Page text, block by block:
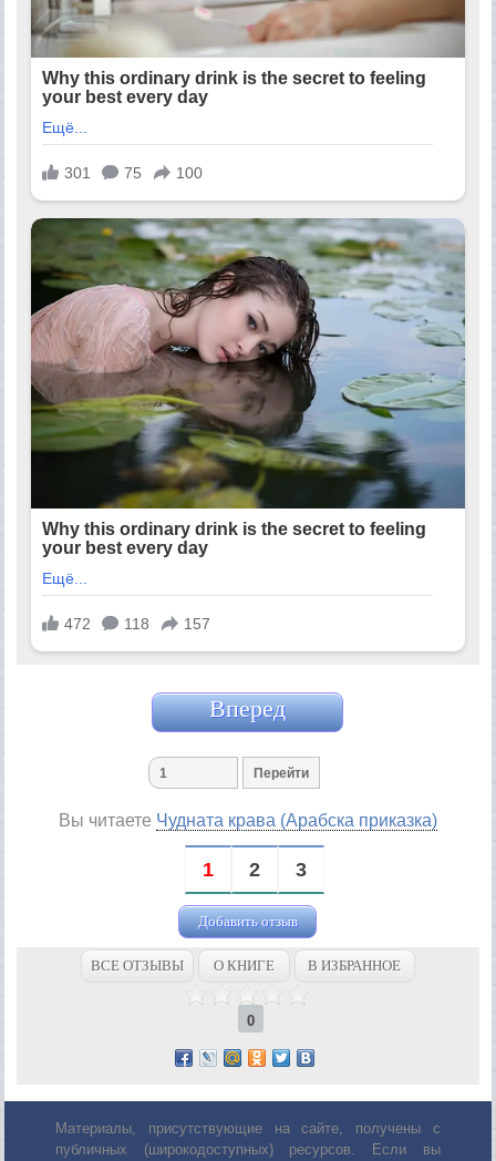
Вперед
Вы читаете Чудната крава (Арабска приказка)
1 2 3
Добавить отзыв
ВСЕ ОТЗЫВЫ О КНИГЕ В ИЗБРАННОЕ
0
Материалы, присутствующие на сайте, получены с
публичных (широкодоступных) ресурсов. Если вы